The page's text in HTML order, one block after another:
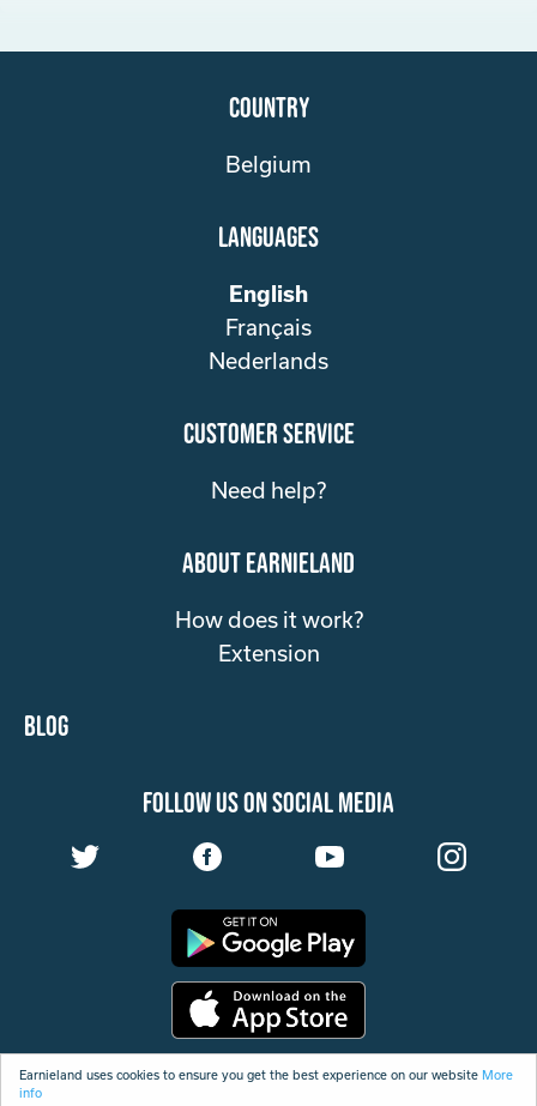
Earnieland uses cookies to ensure you get the best experience on our website More
info
Country
Belgium
Languages
English
Français
Nederlands
customer service
Need help?
about Earnieland
How does it work?
Extension
Blog
follow us on social media
Terms & conditions